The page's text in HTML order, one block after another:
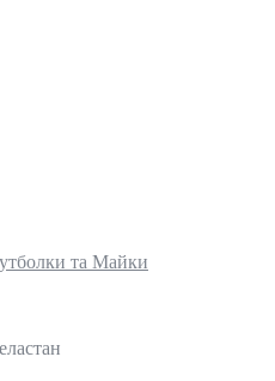
та Майки